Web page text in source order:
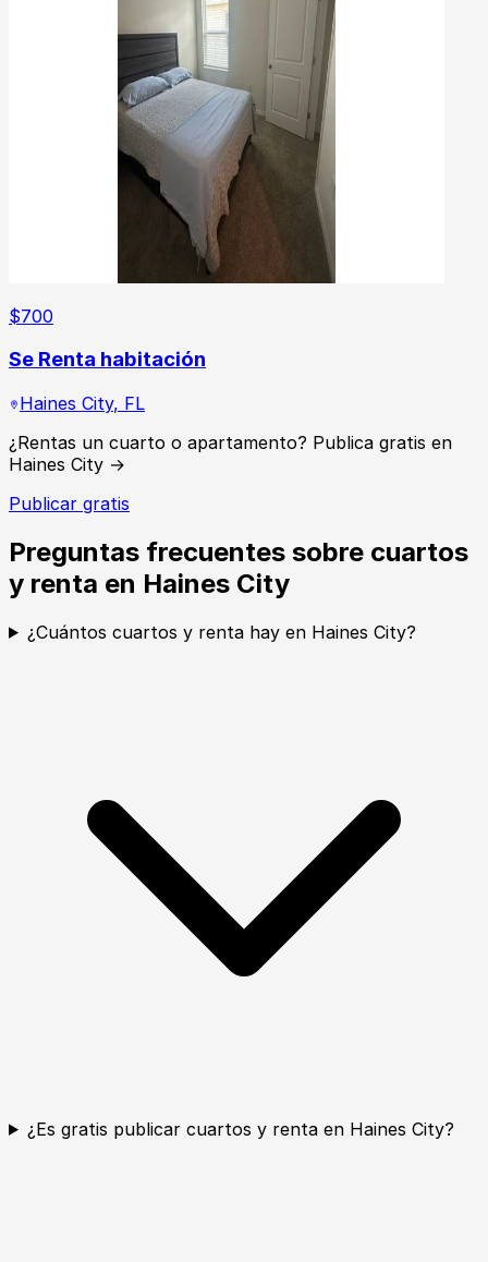
$700
Se Renta habitación
Haines City, FL
¿Rentas un cuarto o apartamento? Publica gratis en
Haines City →
Publicar gratis
Preguntas frecuentes sobre cuartos
y renta en Haines City
¿Cuántos cuartos y renta hay en Haines City?
¿Es gratis publicar cuartos y renta en Haines City?